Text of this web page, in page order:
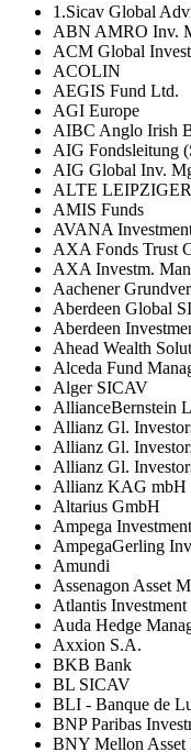
1.Sicav Global
ABN AMRO Inv.
ACM Global
ACOLIN
AEGIS Fund Ltd.
AGI Europe
AIBC Anglo Irish
AIG Fondsleitung
AIG Global Inv.
ALTE LEIPZIGER
AMIS Funds
AVANA
AXA Fonds Trust
AXA Investm.
Aachener
Aberdeen Global
Aberdeen
Ahead Wealth
Alceda Fund
Alger SICAV
AllianceBernstein
Allianz Gl.
Allianz Gl.
Allianz Gl.
Allianz KAG mbH
Altarius GmbH
Ampega
AmpegaGerling
Amundi
Assenagon Asset
Atlantis Investment
Auda Hedge
Axxion S.A.
BKB Bank
BL SICAV
BLI - Banque de
BNP Paribas
BNY Mellon Asset